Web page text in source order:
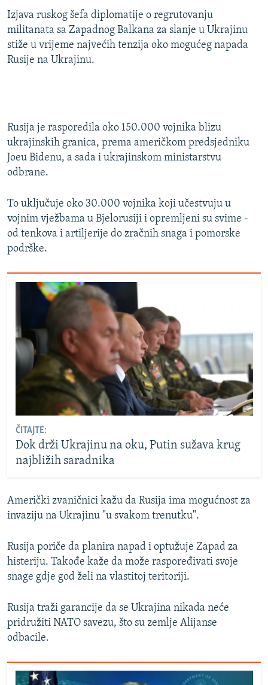
Izjava ruskog šefa diplomatije o regrutovanju
militanata sa Zapadnog Balkana za slanje u Ukrajinu
stiže u vrijeme najvećih tenzija oko mogućeg napada
Rusije na Ukrajinu.
Rusija je rasporedila oko 150.000 vojnika blizu
ukrajinskih granica, prema američkom predsjedniku
Joeu Bidenu, a sada i ukrajinskom ministarstvu
odbrane.
To uključuje oko 30.000 vojnika koji učestvuju u
vojnim vježbama u Bjelorusiji i opremljeni su svime -
od tenkova i artiljerije do zračnih snaga i pomorske
podrške.
ČITAJTE:
Dok drži Ukrajinu na oku, Putin sužava krug
najbližih saradnika
Američki zvaničnici kažu da Rusija ima mogućnost za
invaziju na Ukrajinu "u svakom trenutku".
Rusija poriče da planira napad i optužuje Zapad za
histeriju. Takođe kaže da može raspoređivati svoje
snage gdje god želi na vlastitoj teritoriji.
Rusija traži garancije da se Ukrajina nikada neće
pridružiti NATO savezu, što su zemlje Alijanse
odbacile.